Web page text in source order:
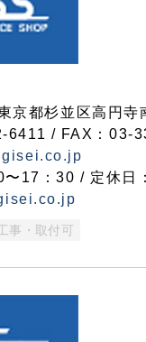
都杉並区高円寺
6411 / FAX：03-
17：30 / 定休日
事・取付可